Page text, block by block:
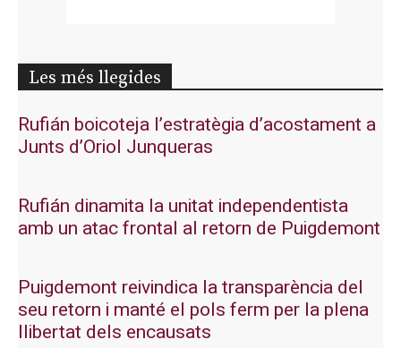
Les més llegides
Rufián boicoteja l’estratègia d’acostament a
Junts d’Oriol Junqueras
Rufián dinamita la unitat independentista
amb un atac frontal al retorn de Puigdemont
Puigdemont reivindica la transparència del
seu retorn i manté el pols ferm per la plena
llibertat dels encausats